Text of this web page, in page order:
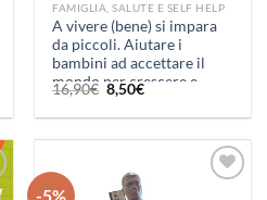
FAMIGLIA, SALUTE E SELF HELP
A vivere (bene) si impara
da piccoli. Aiutare i
bambini ad accettare il
mondo per crescere e
vivere sereni
16,90€ Il
prezzo
originale
16,90€.
8,50€Il
attuale
8,50€.
-5%